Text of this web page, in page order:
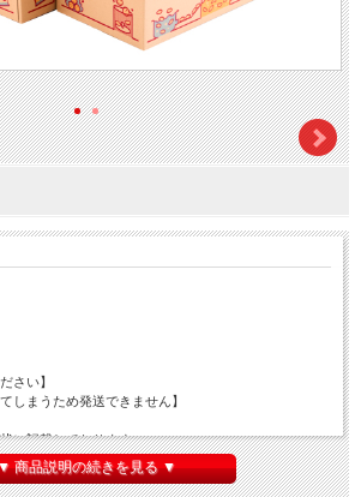
さい】
しまうため発送できません】
に記載しております。
場でポテトチップを生産しそのまま即日発送します！
商品説明の続きを見る ▼